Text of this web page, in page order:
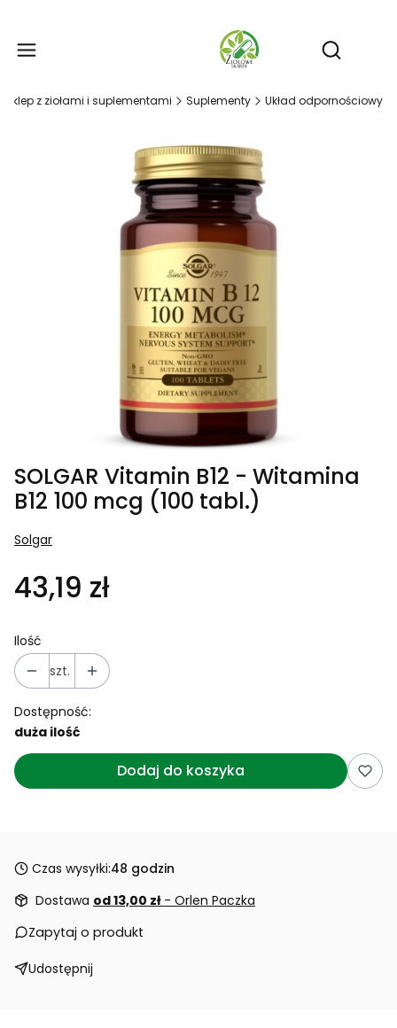
Otwórz
sklep z ziołami i suplementami Suplementy Układ odpornościowy
SOLGAR Vitamin B12 - Witamina
B12 100 mcg (100 tabl.)
Solgar
43,19 zł
Ilość
szt.
Dostępność:
duża ilość
Dodaj do koszyka
Czas wysyłki:48 godzin
Dostawa od 13,00 zł - Orlen Paczka
Zapytaj o produkt
Udostępnij